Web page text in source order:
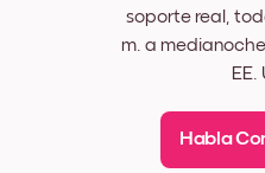
soporte real,
m. a
EE.
Habla